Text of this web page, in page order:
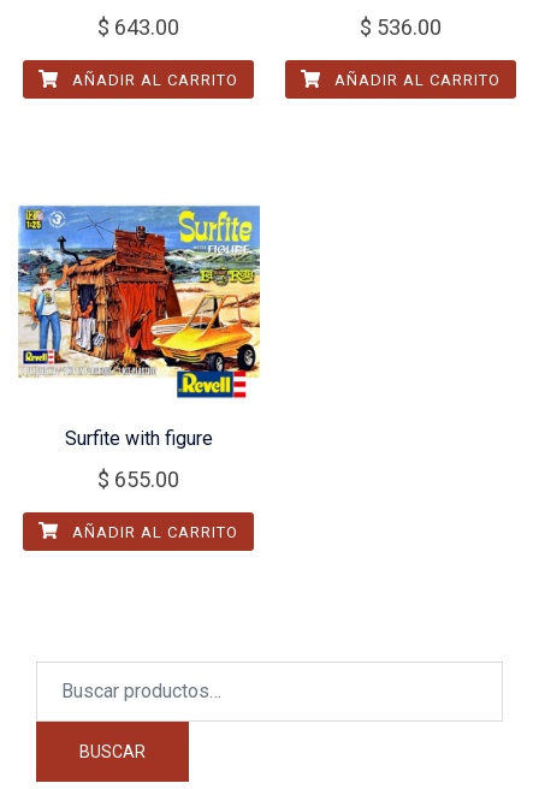
$ 643.00
AÑADIR AL CARRITO
$ 536.00
AÑADIR AL CARRITO
Surfite with figure
$ 655.00
AÑADIR AL CARRITO
BUSCAR